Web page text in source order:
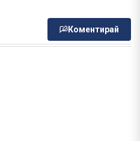
Коментирай